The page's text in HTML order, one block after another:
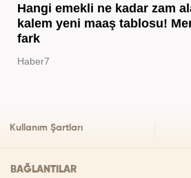
Hangi emekli ne kadar zam
kalem yeni maaş tablosu!
fark
Haber7
Kullanım Şartları
BAĞLANTILAR